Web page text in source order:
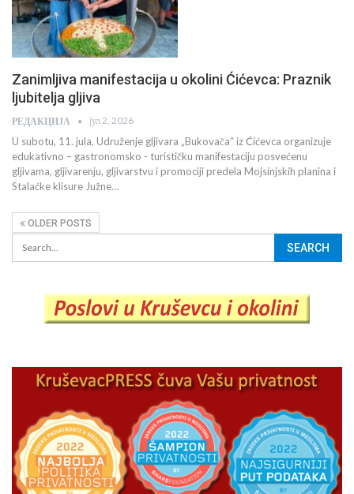
Zanimljiva manifestacija u okolini Ćićevca: Praznik
ljubitelja gljiva
РЕДАКЦИЈА јул 2, 2026
U subotu, 11. jula, Udruženje gljivara „Bukovača“ iz Ćićevca organizuje
edukativno – gastronomsko - turističku manifestaciju posvećenu
gljivama, gljivarenju, gljivarstvu i promociji predela Mojsinjskih planina i
Stalaćke klisure Južne…
OLDER POSTS